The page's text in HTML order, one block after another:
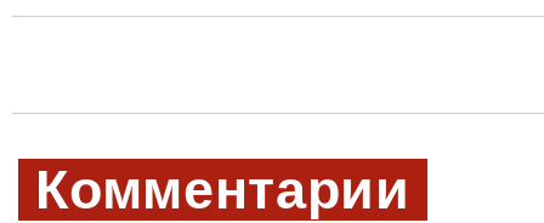
Комментарии